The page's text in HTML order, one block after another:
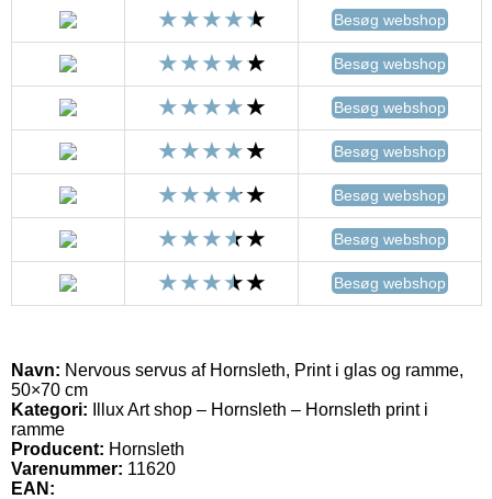
Besøg webshop
Besøg webshop
Besøg webshop
Besøg webshop
Besøg webshop
Besøg webshop
Besøg webshop
Navn: Nervous servus af Hornsleth, Print i glas og ramme,
50×70 cm
Kategori: Illux Art shop – Hornsleth – Hornsleth print i
ramme
Producent: Hornsleth
Varenummer: 11620
EAN: